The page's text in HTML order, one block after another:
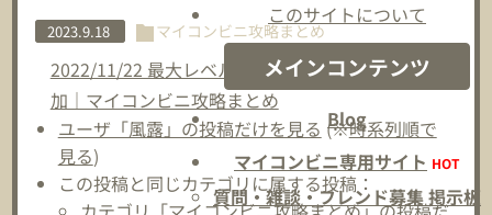
このサイトについて
メインコンテンツ
Blog
マイコンビニ専用サイト HOT
質問・雑談・フレンド募集 掲示板
2023.9.18 マイコンビニ攻略まとめ
2022/11/22 最大レベル解放＆新規限定商品3種追
加｜マイコンビニ攻略まとめ
ユーザ「風露」の投稿だけを見る (※時系列順で
見る)
この投稿と同じカテゴリに属する投稿：